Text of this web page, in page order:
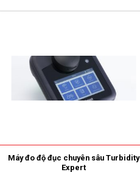
Máy đo độ đục chuyên sâu Turbidity
Expert